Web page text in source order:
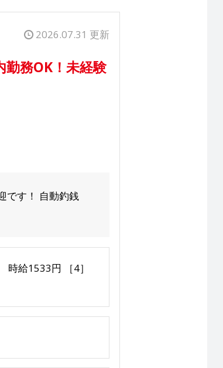
2026.07.31 更新
勤務OK！未経験
です！ 自動釣銭
給1533円 ［4］